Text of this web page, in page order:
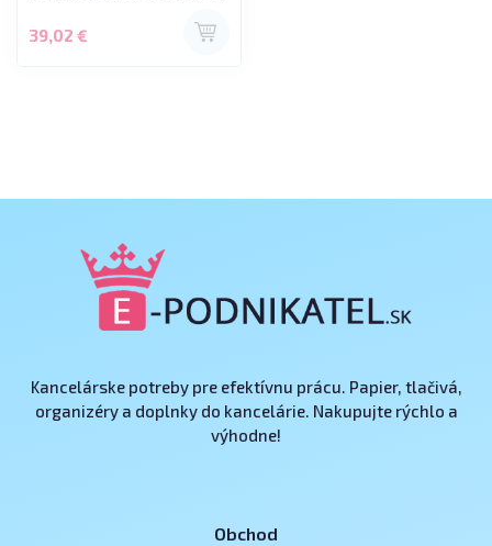
39,02 €
Kancelárske potreby pre efektívnu prácu. Papier, tlačivá,
organizéry a doplnky do kancelárie. Nakupujte rýchlo a
výhodne!
Obchod